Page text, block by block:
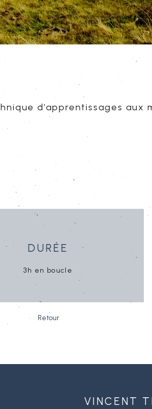
d’apprentissages
Durée
3h en boucle
Retour
Vincent